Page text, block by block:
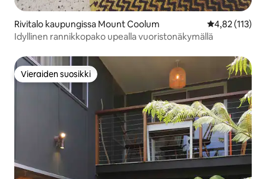
Rivitalo kaupungissa Mount Coolum
4,82 (113)
Idyllinen rannikkopako upealla vuoristonäkymällä
Vieraiden suosikki
Vieraiden suosikki